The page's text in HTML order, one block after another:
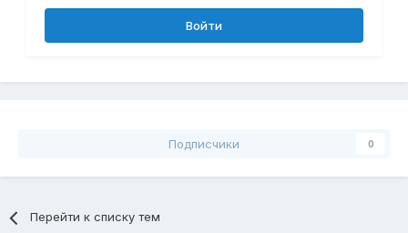
Войти
Подписчики 0
Перейти к списку тем